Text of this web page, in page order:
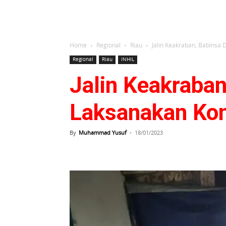
Home Regional Riau Jalin Keakraban, Babinsa
Regional Riau INHIL
Jalin
Laksanakan
By Muhammad Yusuf - 18/01/2023